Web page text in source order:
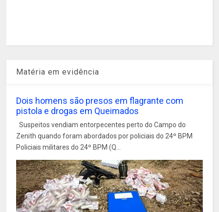
Matéria em evidência
Dois homens são presos em flagrante com
pistola e drogas em Queimados
Suspeitos vendiam entorpecentes perto do Campo do
Zenith quando foram abordados por policiais do 24º BPM
Policiais militares do 24º BPM (Q...